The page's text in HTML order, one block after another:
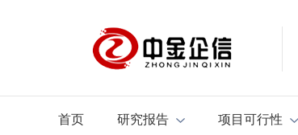
首页 研究报告 项目可行性